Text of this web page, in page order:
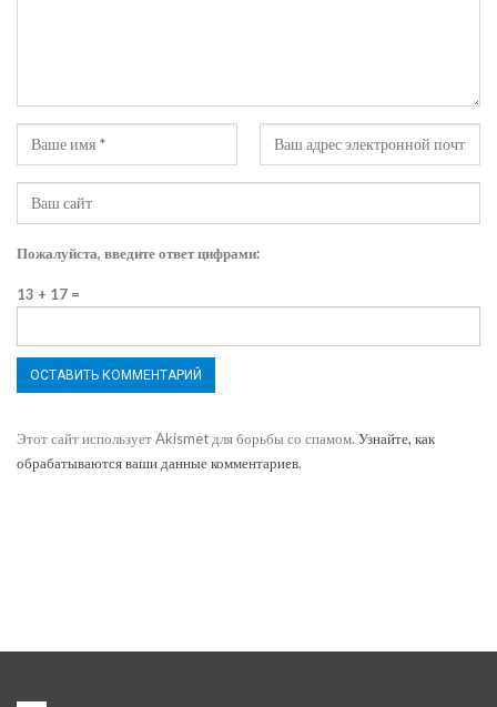
Пожалуйста, введите ответ цифрами:
13 + 17 =
Этот сайт использует Akismet для борьбы со спамом. Узнайте, как
обрабатываются ваши данные комментариев.